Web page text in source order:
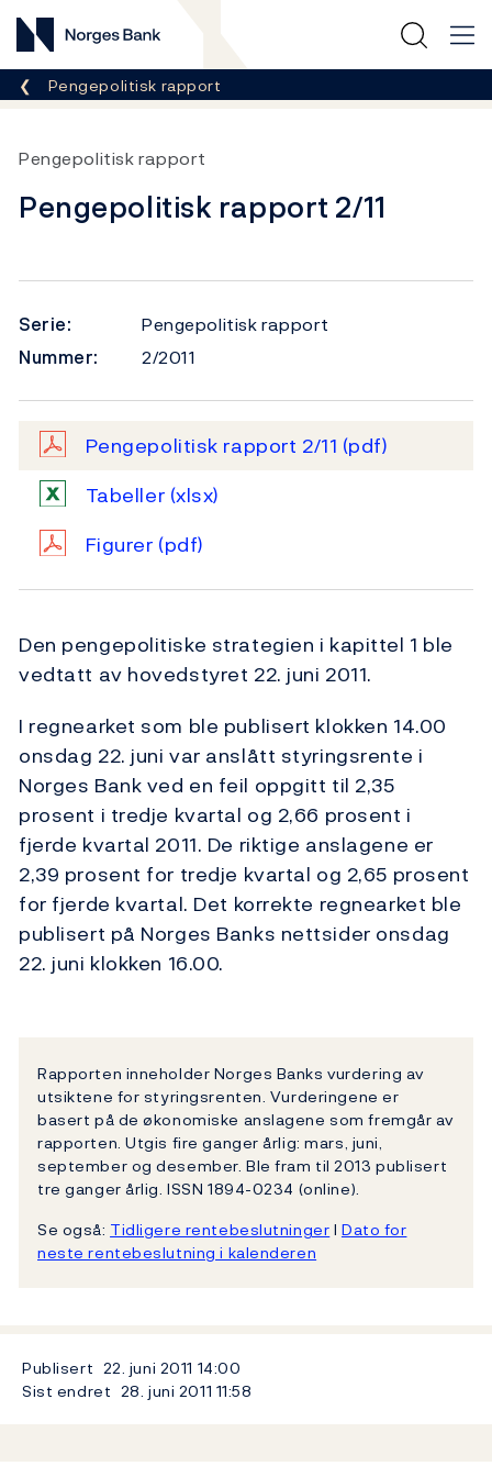
Norges Bank
Her er du nå:
Pengepolitisk rapport
Pengepolitisk rapport
Pengepolitisk rapport 2/11
Serie:
Pengepolitisk rapport
Nummer:
2/2011
Pengepolitisk rapport 2/11 (pdf)
Tabeller (xlsx)
Figurer (pdf)
Den pengepolitiske strategien i kapittel 1 ble
vedtatt av hovedstyret 22. juni 2011.
I regnearket som ble publisert klokken 14.00
onsdag 22. juni var anslått styringsrente i
Norges Bank ved en feil oppgitt til 2,35
prosent i tredje kvartal og 2,66 prosent i
fjerde kvartal 2011. De riktige anslagene er
2,39 prosent for tredje kvartal og 2,65 prosent
for fjerde kvartal. Det korrekte regnearket ble
publisert på Norges Banks nettsider onsdag
22. juni klokken 16.00.
Rapporten inneholder Norges Banks vurdering av
utsiktene for styringsrenten. Vurderingene er
basert på de økonomiske anslagene som fremgår av
rapporten. Utgis fire ganger årlig: mars, juni,
september og desember. Ble fram til 2013 publisert
tre ganger årlig. ISSN 1894-0234 (online).
Se også: Tidligere rentebeslutningerl Dato for
neste rentebeslutning i kalenderen
Publisert 22. juni 2011 14:00
Sist endret 28. juni 2011 11:58